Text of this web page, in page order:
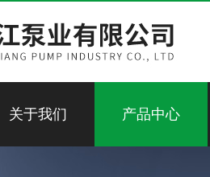
关于我们 产品中心